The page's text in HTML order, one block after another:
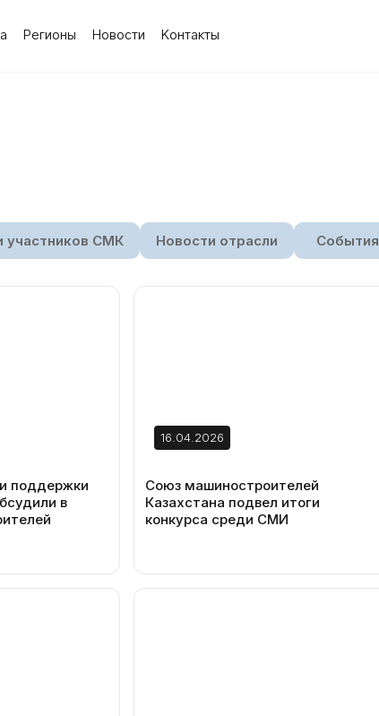
Регионы Новости Контакты
участников СМК Новости отрасли События
поддержки
в
16.04.2026
Союз машиностроителей
Казахстана подвел итоги
конкурса среди СМИ